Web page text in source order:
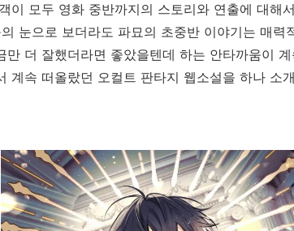
이 모두 영화 중반까지의 스토리와 연출에 대해
눈으로 보더라도 파묘의 초중반 이야기는 매력
만 더 잘했더라면 좋았을텐데 하는 안타까움이
계속 떠올랐던 오컬트 판타지 웹소설을 하나 소